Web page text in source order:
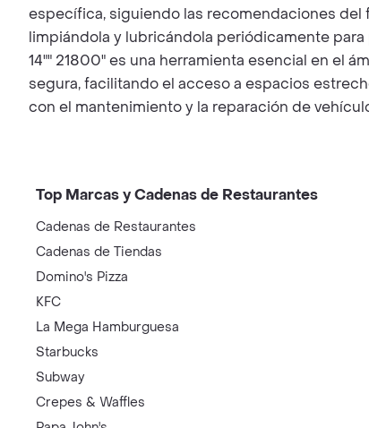
específica, siguiendo las recomendaciones del
limpiándola y lubricándola periódicamente para
14"" 21800" es una herramienta esencial en el
segura, facilitando el acceso a espacios
con el mantenimiento y la reparación de
Top Marcas y Cadenas de Restaurantes
Cadenas de Restaurantes
Cadenas de Tiendas
Domino's Pizza
KFC
La Mega Hamburguesa
Starbucks
Subway
Crepes & Waffles